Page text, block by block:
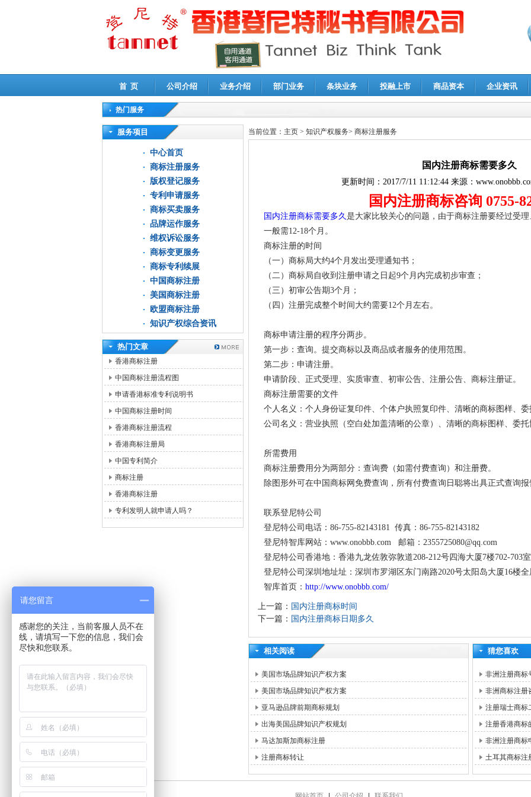
首 页 公司介绍 业务介绍 部门业务 条块业务 投融上市 商品资本 企业资讯
热门服务
高新技术企业认定审计|企业所得税汇算清缴申报鉴证
服务项目
中心首页
商标注册服务
版权登记服务
专利申请服务
商标买卖服务
品牌运作服务
维权诉讼服务
商标变更服务
商标专利续展
中国商标注册
美国商标注册
欧盟商标注册
知识产权综合资讯
热门文章
香港商标注册
中国商标注册流程图
申请香港标准专利说明书
中国商标注册时间
香港商标注册流程
香港商标注册局
中国专利简介
商标注册
香港商标注册
专利发明人就申请人吗？
当前位置： 主页 > 知识产权服务> 商标注册服务
国内注册商标需要多久
更新时间： 2017/7/11 11:12:44来源：
国内注册商标咨询 0755-
国内注册商标需要多久是大家比较关心的问题，由于商标注册要经过受
一般需12-18个月。
商标注册的时间
（一）商标局大约4个月发出受理通知书；
（二）商标局自收到注册申请之日起9个月内完成初步审查；
（三）初审公告期3个月；
（四）注册完成整个时间大约需要12个月左右。
商标申请注册的程序分两步。
第一步：查询。提交商标以及商品或者服务的使用范围。
第二步：申请注册。
申请阶段、正式受理、实质审查、初审公告、注册公告、商标注册证。
商标注册需要的文件
个人名义：个人身份证复印件、个体户执照复印件、清晰的商标图样、委
公司名义：营业执照（空白处加盖清晰的公章）、清晰的商标图样、委托
所需费用
商标注册费用分为两部分：查询费（如需付费查询）和注册费。
除图形外可在中国商标网免费查询，所有付费查询日聪将出具正式查询报
联系登尼特公司
登尼特公司电话：86-755-82143181 传真：86-755-82143182
登尼特智库网站：www.onobbb.com 邮箱：2355725080@qq.com
登尼特公司香港地：香港九龙佐敦弥敦道208-212号四海大厦7楼702-703室
登尼特公司深圳地址址：深圳市罗湖区东门南路2020号太阳岛大厦16楼全
智库首页： http://www.onobbb.com/
上一篇： 国内注册商标时间
下一篇： 国内注册商标日期多久
相关阅读
美国市场品牌知识产权方案
美国市场品牌知识产权方案
亚马逊品牌前期商标规划
出海美国品牌知识产权规划
马达加斯加商标注册
注册商标转让
猜您喜欢
非洲注册商标
非洲商标注册
注册瑞士商标
注册香港商标
非洲注册商标
土耳其商标注
请您留言
感谢您的关注，当前客服人员不在
线，请填写一下您的信息，我们会
尽快和您联系。